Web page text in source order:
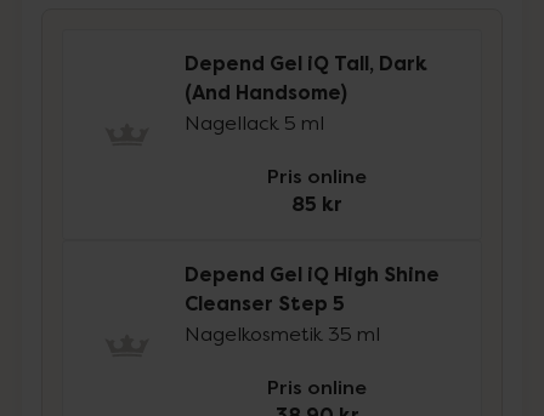
Depend Gel iQ Tall, Dark
(And Handsome)
Nagellack 5 ml
Pris online
85 kr
Depend Gel iQ High Shine
Cleanser Step 5
Nagelkosmetik 35 ml
Pris online